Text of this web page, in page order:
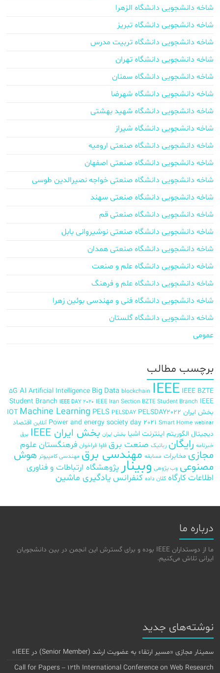
شاخه دانشجویی دانشگاه الزهرا
شاخه دانشجویی دانشگاه تبریز
شاخه دانشجویی دانشگاه تربیت مدرس
شاخه دانشجویی دانشگاه تهران
شاخه دانشجویی دانشگاه سمنان
شاخه دانشجویی دانشگاه شهرضا
شاخه دانشجویی دانشگاه شهید بهشتی
شاخه دانشجویی دانشگاه شیراز
شاخه دانشجویی دانشگاه صنعتی ارومیه
شاخه دانشجویی دانشگاه صنعتی اصفهان
شاخه دانشجویی دانشگاه صنعتی خواجه نصیرالدین طوسی
شاخه دانشجویی دانشگاه صنعتی سهند
شاخه دانشجویی دانشگاه صنعتی قم
شاخه دانشجویی دانشگاه صنعتی نوشیروانی بابل
شاخه دانشجویی دانشگاه صنعتی همدان
شاخه دانشجویی دانشگاه علم و صنعت
شاخه دانشجویی دانشگاه علم و فرهنگ
شاخه دانشجویی دانشگاه فنی و مهندسی بوئین زهرا
شاخه دانشجویی دانشگاه گلستان
عمومی
برچسب‌ مطالب
5G AI Artificial Intelligence Big Data blockchain IEEE IEEE BZTE
Student Branch IEEE DAY 2020 IEEE Iran Section BZTE Student Branch IEEE
بخش ایران
IOT Machine Learning PELS PELSDAY PELSDAY2022
Power and energy society day 2021 Smart Home webinar آنلاین اقتصاد
دیجیتال الگوریتم اینترنت اشیا بخش ایران بخش ایران IEEE
برق
خبرنامه رایگان رباتیک صنعت برق فاوا فراخوان فرهنگستان علوم
مجازی مخابرات مسابقه مهندسی برق مهندسی کامپیوتر هوش
مصنوعی وب پژوهی وبینارپژوهشگاه ارتباطات و فناوری
اطلاعات کارگاه کلان داده کنفرانس یادگیری ماشین
درباره ما
ما از دوستداران IEEE بوده و برای گسترش این انجمن در بین دانشجویان
ایرانی تلاش می‌کنیم.
نوشته‌های جدید
سمینار مجازی «مسیر ارتقاء به عضویت ارشد (Senior Member) در IEEE»
Call for Papers – 12th International Conference on Web Research